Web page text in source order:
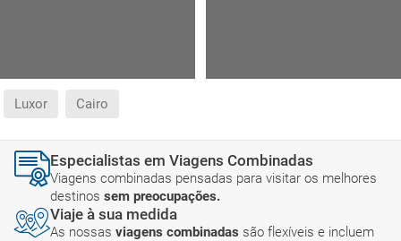
Luxor Cairo
Especialistas em Viagens Combinadas
Viagens combinadas pensadas para visitar os melhores
destinos sem preocupações.
Viaje à sua medida
As nossas viagens combinadas são flexíveis e incluem